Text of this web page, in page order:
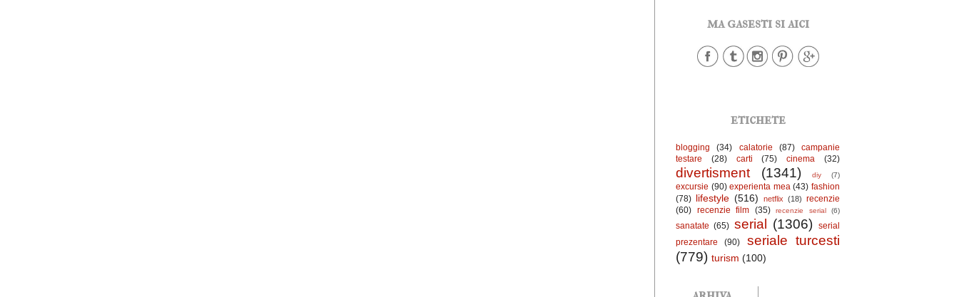
ma gasesti si aici
etichete
blogging (34) calatorie (87)
campanie
testare
(28) carti (75) cinema (32)
divertisment (1341) diy (7)
excursie (90) experienta mea (43) fashion
(78) lifestyle (516) netflix (18) recenzie
(60) recenzie film (35) recenzie serial (6)
sanatate (65) serial (1306) serial
prezentare
(90)
seriale turcesti
(779) turism (100)